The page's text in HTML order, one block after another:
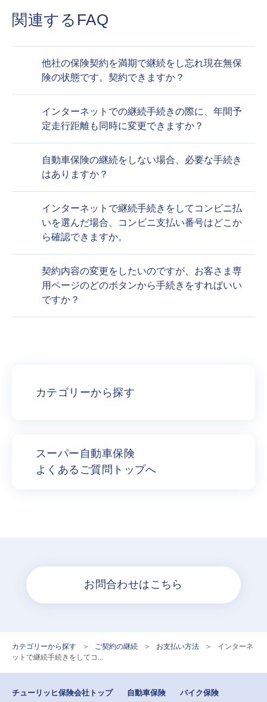
関連するFAQ
他社の保険契約を満期で継続をし忘れ現在無保
険の状態です。契約できますか？
インターネットでの継続手続きの際に、年間予
定走行距離も同時に変更できますか？
自動車保険の継続をしない場合、必要な手続き
はありますか？
インターネットで継続手続きをしてコンビニ払
いを選んだ場合、コンビニ支払い番号はどこか
ら確認できますか。
契約内容の変更をしたいのですが、お客さま専
用ページのどのボタンから手続きをすればいい
ですか？
カテゴリーから探す
スーパー自動車保険
よくあるご質問トップへ
お問合わせはこちら
カテゴリーから探す > ご契約の継続 > お支払い方法 >
インターネ
ットで継続手続きをしてコ...
チューリッヒ保険会社トップ 自動車保険 バイク保険